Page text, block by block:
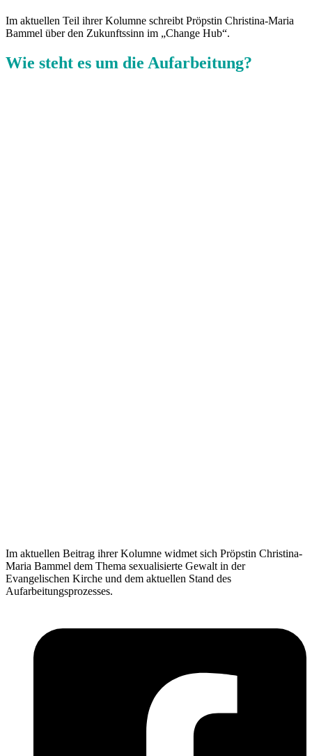
Im aktuellen Teil ihrer Kolumne schreibt Pröpstin Christina-Maria
Bammel über den Zukunftssinn im „Change Hub“.
Wie steht es um die Aufarbeitung?
Im aktuellen Beitrag ihrer Kolumne widmet sich Pröpstin Christina-
Maria Bammel dem Thema sexualisierte Gewalt in der
Evangelischen Kirche und dem aktuellen Stand des
Aufarbeitungsprozesses.